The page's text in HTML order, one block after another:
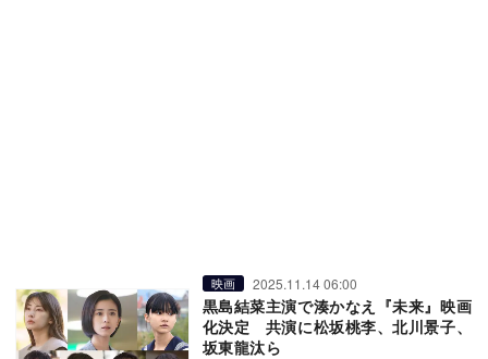
映画 2025.11.14 06:00
黒島結菜主演で湊かなえ『未来』映画
化決定 共演に松坂桃李、北川景子、
坂東龍汰ら